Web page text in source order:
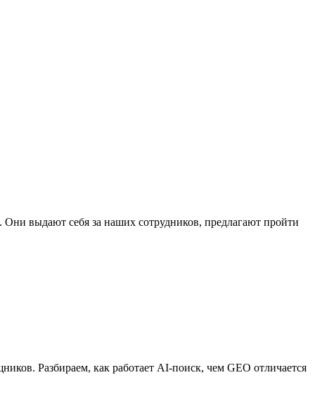
выдают себя за наших сотрудников, предлагают пройти
Разбираем, как работает AI-поиск, чем GEO отличается